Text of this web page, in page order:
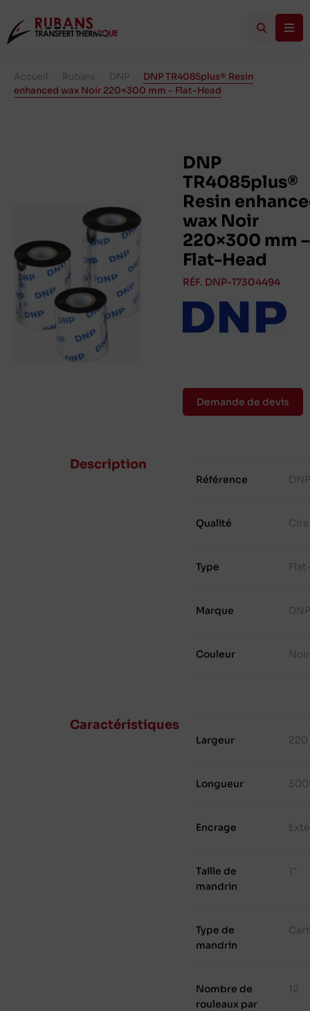
Accueil Rubans DNP
DNP TR4085plus® Resin
enhanced wax Noir 220×300 mm – Flat-Head
DNP
TR4085plus®
Resin
wax Noir
220×300 mm –
Flat-Head
RÉF. DNP-17304494
Demande de devis
Description
Référence
Qualité Cire
Type
Marque DNP
Couleur Noir
Caractéristiques
Largeur 220
Longueur 300
Encrage
Taille de
mandrin
1"
Type de
mandrin
Nombre de
rouleaux par
12